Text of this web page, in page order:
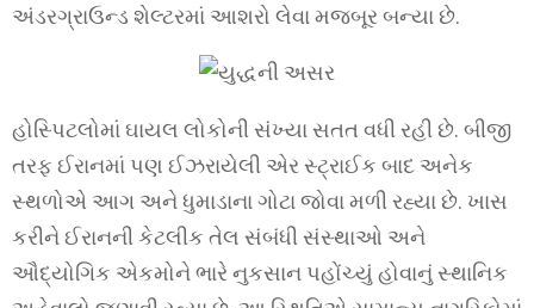
અંડરગ્રાઉન્ડ શેલ્ટરમાં આશરો લેવા મજબૂર બન્યા છે.
હોસ્પિટલોમાં ઘાયલ લોકોની સંખ્યા સતત વધી રહી છે. બીજી
તરફ ઈરાનમાં પણ ઈઝરાયેલી એર સ્ટ્રાઈક બાદ અનેક
સ્થળોએ આગ અને ધુમાડાના ગોટા જોવા મળી રહ્યા છે. ખાસ
કરીને ઈરાનની કેટલીક તેલ સંબંધી સંસ્થાઓ અને
ઔદ્યોગિક એકમોને ભારે નુકસાન પહોંચ્યું હોવાનું સ્થાનિક